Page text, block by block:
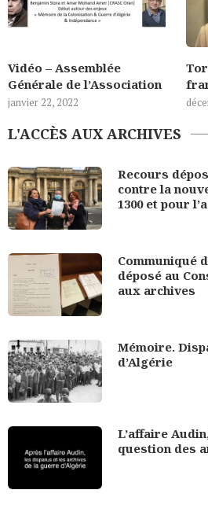
Vidéo – Assemblée
Générale de l’Association
janvier 22, 2022
L'ACCÈS AUX ARCHIVES
Recours
contre la
1300 et pour
Communiqué
déposé au
aux archives
Mémoire.
d’Algérie
L’affaire
question des